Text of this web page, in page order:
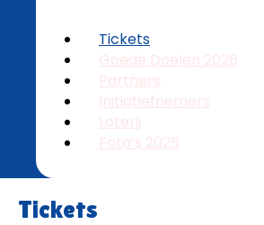
Tickets
Goede Doelen 2026
Partners
Initiatiefnemers
Loterij
Foto’s 2025
Tickets